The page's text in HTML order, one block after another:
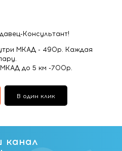
Консультант!
МКАД - 490р. Каждая
до 5 км -700р.
В один клик
канал